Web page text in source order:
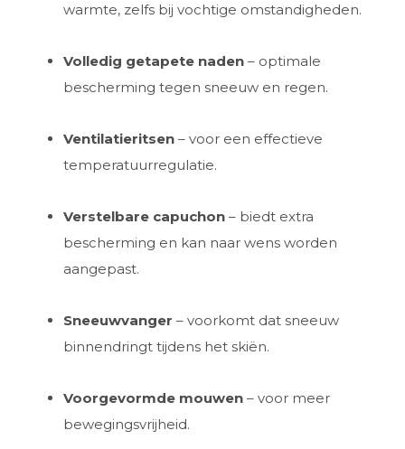
warmte, zelfs bij vochtige omstandigheden.
Volledig getapete naden – optimale
bescherming tegen sneeuw en regen.
Ventilatieritsen – voor een effectieve
temperatuurregulatie.
Verstelbare capuchon – biedt extra
bescherming en kan naar wens worden
aangepast.
Sneeuwvanger – voorkomt dat sneeuw
binnendringt tijdens het skiën.
Voorgevormde mouwen – voor meer
bewegingsvrijheid.